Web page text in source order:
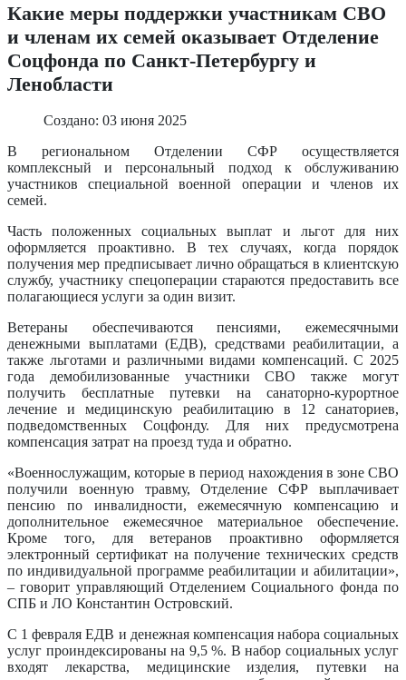
Какие меры поддержки участникам СВО
и членам их семей оказывает Отделение
Соцфонда по Санкт-Петербургу и
Ленобласти
Создано: 03 июня 2025
В региональном Отделении СФР осуществляется
комплексный и персональный подход к обслуживанию
участников специальной военной операции и членов их
семей.
Часть положенных социальных выплат и льгот для них
оформляется проактивно. В тех случаях, когда порядок
получения мер предписывает лично обращаться в клиентскую
службу, участнику спецоперации стараются предоставить все
полагающиеся услуги за один визит.
Ветераны обеспечиваются пенсиями, ежемесячными
денежными выплатами (ЕДВ), средствами реабилитации, а
также льготами и различными видами компенсаций. С 2025
года демобилизованные участники СВО также могут
получить бесплатные путевки на санаторно-курортное
лечение и медицинскую реабилитацию в 12 санаториев,
подведомственных Соцфонду. Для них предусмотрена
компенсация затрат на проезд туда и обратно.
«Военнослужащим, которые в период нахождения в зоне СВО
получили военную травму, Отделение СФР выплачивает
пенсию по инвалидности, ежемесячную компенсацию и
дополнительное ежемесячное материальное обеспечение.
Кроме того, для ветеранов проактивно оформляется
электронный сертификат на получение технических средств
по индивидуальной программе реабилитации и абилитации»,
– говорит управляющий Отделением Социального фонда по
СПБ и ЛО Константин Островский.
С 1 февраля ЕДВ и денежная компенсация набора социальных
услуг проиндексированы на 9,5 %. В набор социальных услуг
входят лекарства, медицинские изделия, путевки на